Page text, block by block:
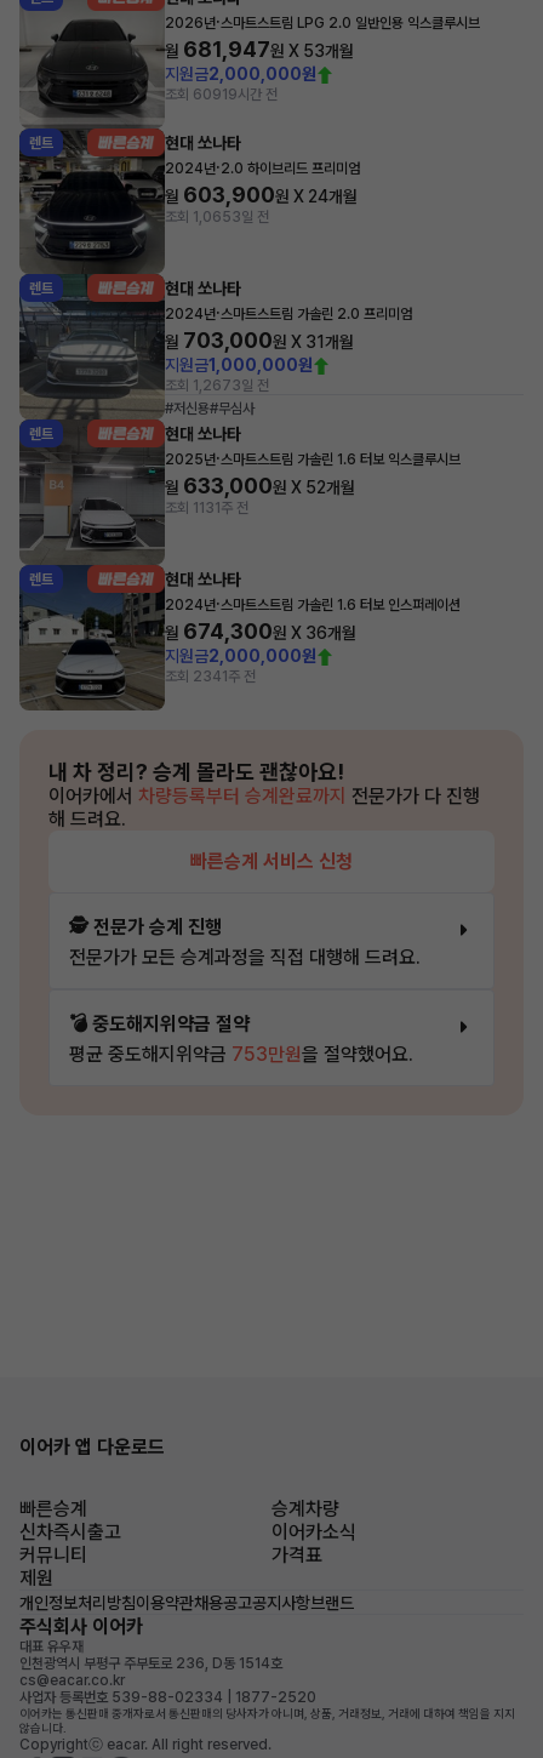
2026년·스마트스트림 LPG 2.0 일반인용 익스클루시브
월 681,947원 X 53개월
지원금2,000,000원
조회 60919시간 전
렌트 현대 쏘나타
2024년·2.0 하이브리드 프리미엄
월 603,900원 X 24개월
조회 1,0653일 전
렌트 현대 쏘나타
2024년·스마트스트림 가솔린 2.0 프리미엄
월 703,000원 X 31개월
지원금1,000,000원
조회 1,2673일 전
#저신용#무심사
렌트
현대 쏘나타
2025년·스마트스트림 가솔린 1.6 터보 익스클루시브
월 633,000원 X 52개월
조회 1131주 전
렌트 현대 쏘나타
2024년·스마트스트림 가솔린 1.6 터보 인스퍼레이션
월 674,300원 X 36개월
지원금2,000,000원
조회 2341주 전
내 차 정리? 승계 몰라도 괜찮아요!
이어카에서 차량등록부터 승계완료까지 전문가가 다 진행
해 드려요.
빠른승계 서비스 신청
🕵️ 전문가 승계 진행
전문가가 모든 승계과정을 직접 대행해 드려요.
💣 중도해지위약금 절약
평균 중도해지위약금 753만원을 절약했어요.
이어카 앱 다운로드
빠른승계
승계차량
신차즉시출고
이어카소식
커뮤니티
가격표
제원
개인정보처리방침이용약관채용공고공지사항브랜드
주식회사 이어카
대표 유우재
인천광역시 부평구 주부토로 236, D동 1514호
cs@eacar.co.kr
사업자 등록번호 539-88-02334 | 1877-2520
이어카는 통신판매 중개자로서 통신판매의 당사자가 아니며, 상품, 거래정보, 거래에 대하여 책임을 지지
않습니다.
Copyrightⓒ eacar. All right reserved.